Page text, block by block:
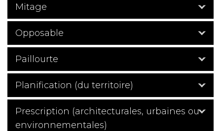
Mitage
Opposable
Paillourte
Planification (du territoire)
Prescription (architecturales, urbaines ou
environnementales)